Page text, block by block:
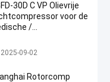
30D C VP Olievrije
voor de
/
Geen
van de olie de Vrij
2025-09-02
Rotorcomp